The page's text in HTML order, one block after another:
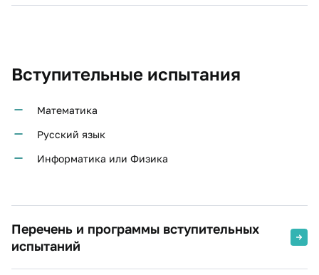
Вступительные испытания
Математика
Русский язык
Информатика или Физика
Перечень и программы вступительных
испытаний